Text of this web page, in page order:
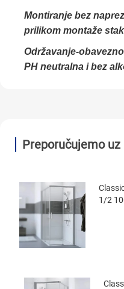
Montiranje bez
prilikom montaže
Održavanje-
PH neutralna i bez
Preporučujemo
1/2